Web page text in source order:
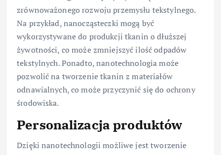
zrównoważonego rozwoju przemysłu tekstylnego.
Na przykład, nanocząsteczki mogą być
wykorzystywane do produkcji tkanin o dłuższej
żywotności, co może zmniejszyć ilość odpadów
tekstylnych. Ponadto, nanotechnologia może
pozwolić na tworzenie tkanin z materiałów
odnawialnych, co może przyczynić się do ochrony
środowiska.
Personalizacja produktów
Dzięki nanotechnologii możliwe jest tworzenie